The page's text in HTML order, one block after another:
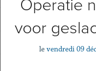
Operatie
voor
le vendredi 09